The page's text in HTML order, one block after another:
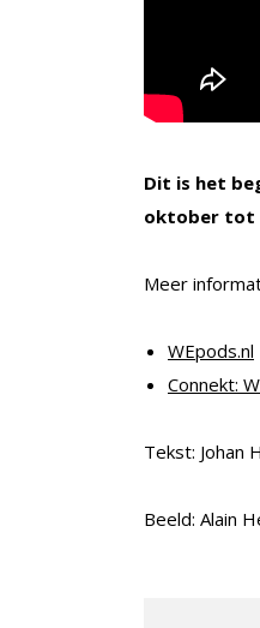
Dit is het
oktober tot
Meer
WEpods.nl
Connekt:
Tekst: Johan
Beeld: Alain